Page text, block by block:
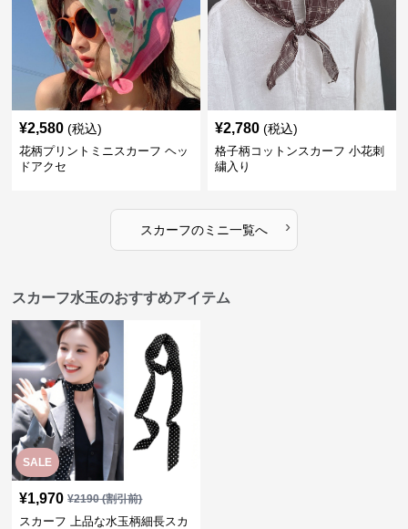
¥2,580 (税込)
花柄プリントミニスカーフ ヘッ
ドアクセ
¥2,780 (税込)
格子柄コットンスカーフ 小花刺
繍入り
スカーフのミニ一覧へ ›
スカーフ水玉のおすすめアイテム
SALE
¥1,970 ¥2190(割引前)
スカーフ 上品な水玉柄細長スカ